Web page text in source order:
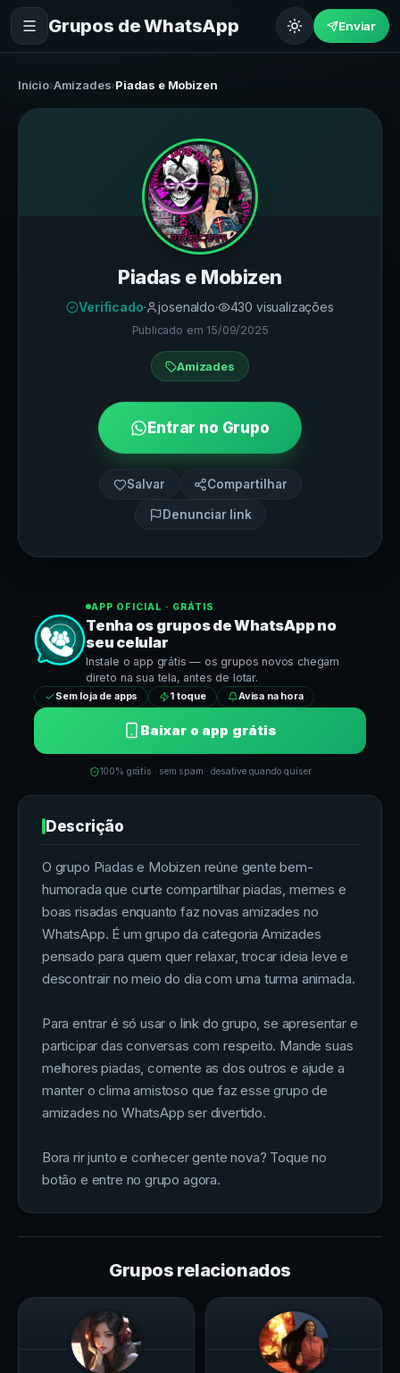
Grupos de WhatsApp Enviar
Início›Amizades›Piadas e Mobizen
Piadas e Mobizen
Verificado· josenaldo· 430 visualizações
Publicado em 15/09/2025
Amizades
Entrar no Grupo
Salvar Compartilhar
Denunciar link
APP OFICIAL · GRÁTIS
Tenha os grupos deWhatsAppno
seu celular
Instale o app grátis — os grupos novos chegam
direto na sua tela, antes de lotar.
Sem loja de apps 1 toque Avisa na hora
Baixar o app grátis
100% grátis · sem spam · desative quando quiser
Descrição
O grupo Piadas e Mobizen reúne gente bem-
humorada que curte compartilhar piadas, memes e
boas risadas enquanto faz novas amizades no
WhatsApp. É um grupo da categoria Amizades
pensado para quem quer relaxar, trocar ideia leve e
descontrair no meio do dia com uma turma animada.
Para entrar é só usar o link do grupo, se apresentar e
participar das conversas com respeito. Mande suas
melhores piadas, comente as dos outros e ajude a
manter o clima amistoso que faz esse grupo de
amizades no WhatsApp ser divertido.
Bora rir junto e conhecer gente nova? Toque no
botão e entre no grupo agora.
Grupos relacionados